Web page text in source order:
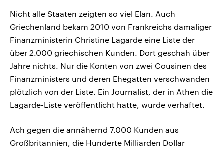
Nicht alle Staaten zeigten so viel Elan. Auch
Griechenland bekam 2010 von Frankreichs damaliger
Finanzministerin Christine Lagarde eine Liste der
über 2.000 griechischen Kunden. Dort geschah über
Jahre nichts. Nur die Konten von zwei Cousinen des
Finanzministers und deren Ehegatten verschwanden
plötzlich von der Liste. Ein Journalist, der in Athen die
Lagarde-Liste veröffentlicht hatte, wurde verhaftet.
Ach gegen die annähernd 7.000 Kunden aus
Großbritannien, die Hunderte Milliarden Dollar